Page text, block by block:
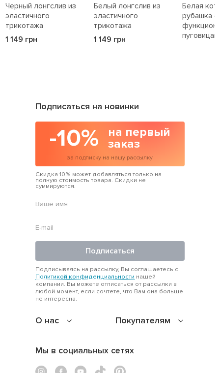
Черный лонгслив из
эластичного
трикотажа
1 149 грн
Белый лонгслив из
эластичного
трикотажа
1 149 грн
Белая
рубашка с
О нас Покупателям
Подписаться на новинки
-10%
на первый
заказ
за подписку на нашу рассылку
Скидка 10% может добавляться только на
полную стоимость товара. Скидки не
суммируются.
Подписаться
Подписываясь на рассылку, Вы соглашаетесь с
Политикой конфиденциальности нашей
компании. Вы можете отписаться от рассылки в
любой момент, если сочтете, что Вам она больше
не интересна.
Мы в социальных сетях